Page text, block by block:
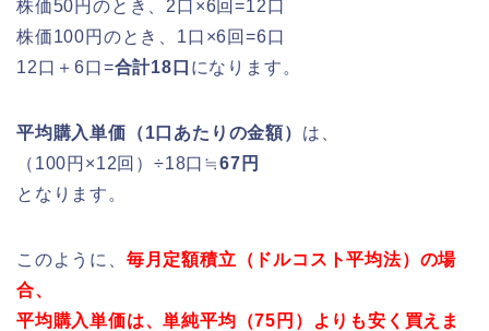
株価50円のとき、2口×6回=12口
株価100円のとき、1口×6回=6口
12口＋6口=合計18口 になります。
平均購入単価（1口あたりの金額） は、
（100円×12回）÷18口≒67円
となります。
このように、 毎月定額積立（ドルコスト平均法）の場
合、
平均購入単価は、単純平均（75円）よりも安く買えま